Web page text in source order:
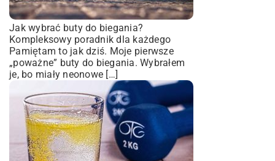
Jak wybrać buty do biegania?
Kompleksowy poradnik dla każdego
Pamiętam to jak dziś. Moje pierwsze
„poważne” buty do biegania. Wybrałem
je, bo miały neonowe […]